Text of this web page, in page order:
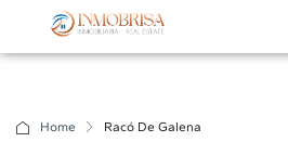
Home Racó De Galena